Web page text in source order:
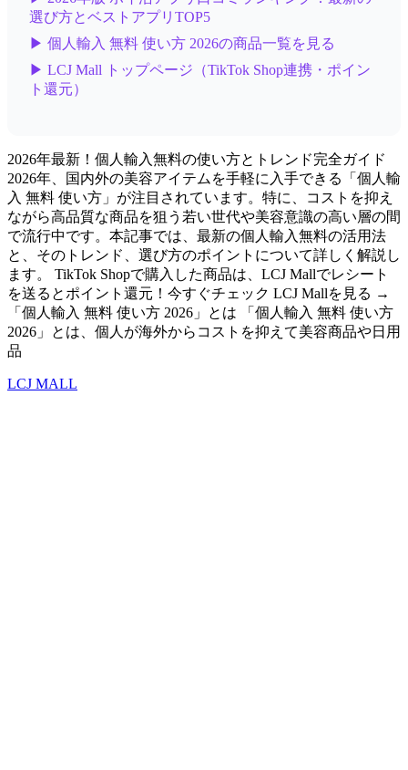
選び方とベストアプリTOP5
▶ 個人輸入 無料 使い方 2026の商品一覧を見る
▶ LCJ Mall トップページ（TikTok Shop連携・ポイン
ト還元）
2026年最新！個人輸入無料の使い方とトレンド完全ガイド
2026年、国内外の美容アイテムを手軽に入手できる「個人輸
入 無料 使い方」が注目されています。特に、コストを抑え
ながら高品質な商品を狙う若い世代や美容意識の高い層の間
で流行中です。本記事では、最新の個人輸入無料の活用法
と、そのトレンド、選び方のポイントについて詳しく解説し
ます。 TikTok Shopで購入した商品は、LCJ Mallでレシート
を送るとポイント還元！今すぐチェック LCJ Mallを見る →
「個人輸入 無料 使い方 2026」とは 「個人輸入 無料 使い方
2026」とは、個人が海外からコストを抑えて美容商品や日用
品
LCJ MALL